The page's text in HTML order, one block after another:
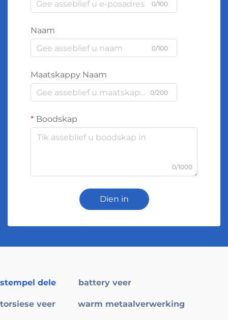
0/100
Naam
0/100
Maatskappy Naam
0/200
Boodskap
0/1000
Dien in
stempel dele battery veer
torsiese veer warm metaalverwerking